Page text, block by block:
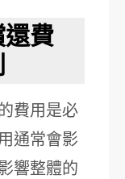
還費
費用是必
通常會影
響整體的